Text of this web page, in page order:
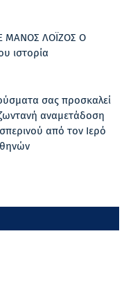
ΜΑΝΟΣ ΛΟΪΖΟΣ Ο
ιστορία
σας προσκαλεί
αναμετάδοση
από τον Ιερό